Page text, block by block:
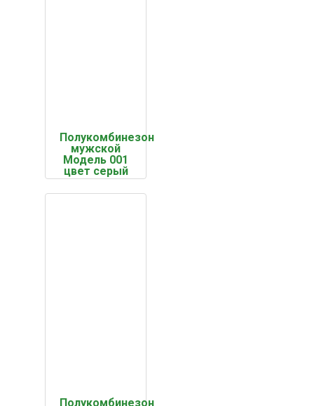
Полукомбинезон
мужской
Модель 001
цвет серый
Полукомбинезон